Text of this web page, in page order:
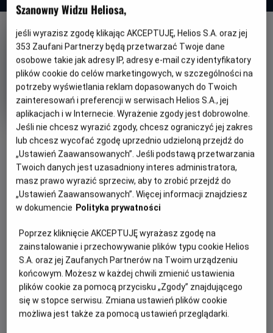
NAPISY
OBSERWUJ
Dzień objawienia
Oryginalny
tytuł
Disclosure Day Gatunek
Science fiction
Od
13 lat
Czas
trwania
146 min
Kraj
i
rok
produkcji
USA (2026)
OCENA HELIOS
6.7
PREMIERA
10 czerwca 2026
REŻYSERIA
Steven Spielberg
SCENARIUSZ
Steven Spielberg, David
Koepp
OBSADA
Eve Hewson, Colin Firth, Colman Domingo, Josh O'Connor,
Emily Blunt
WIĘCEJ SZCZEGÓŁÓW
Gdybyś dowiedział się, że nie jesteśmy sami, gdyby ktoś ci
to udowodnił, czy byś się przestraszył? Universal Pictures
z dumą przedstawia nowy film autorstwa Stevena
Spielberga.
W filmie „Dzień Objawienia” występują: zdobywczyni
Szanowny Widzu Heliosa,
jeśli wyrazisz zgodę klikając AKCEPTUJĘ, Helios S.A. oraz jej
353 Zaufani Partnerzy będą przetwarzać Twoje dane
osobowe takie jak adresy IP, adresy e-mail czy identyfikatory
plików cookie do celów marketingowych, w szczególności na
potrzeby wyświetlania reklam dopasowanych do Twoich
zainteresowań i preferencji w serwisach Helios S.A., jej
aplikacjach i w Internecie. Wyrażenie zgody jest dobrowolne.
Jeśli nie chcesz wyrazić zgody, chcesz ograniczyć jej zakres
lub chcesz wycofać zgodę uprzednio udzieloną przejdź do
„Ustawień Zaawansowanych”. Jeśli podstawą przetwarzania
Twoich danych jest uzasadniony interes administratora,
masz prawo wyrazić sprzeciw, aby to zrobić przejdź do
„Ustawień Zaawansowanych”. Więcej informacji znajdziesz
w dokumencie Polityka prywatności
Poprzez kliknięcie AKCEPTUJĘ wyrażasz zgodę na
zainstalowanie i przechowywanie plików typu cookie Helios
S.A. oraz jej Zaufanych Partnerów na Twoim urządzeniu
końcowym. Możesz w każdej chwili zmienić ustawienia
plików cookie za pomocą przycisku „Zgody” znajdującego
się w stopce serwisu. Zmiana ustawień plików cookie
możliwa jest także za pomocą ustawień przeglądarki.